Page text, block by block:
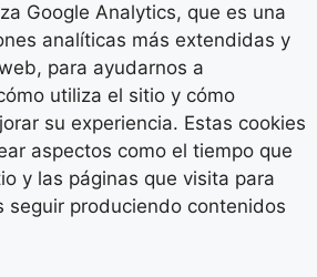
Google Analytics, que es una
analíticas más extendidas y
para ayudarnos a
utiliza el sitio y cómo
su experiencia. Estas cookies
aspectos como el tiempo que
y las páginas que visita para
seguir produciendo contenidos